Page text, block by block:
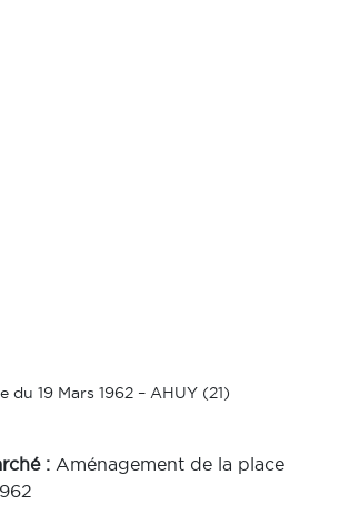
du 19 Mars 1962 – AHUY (21)
: Aménagement de la place